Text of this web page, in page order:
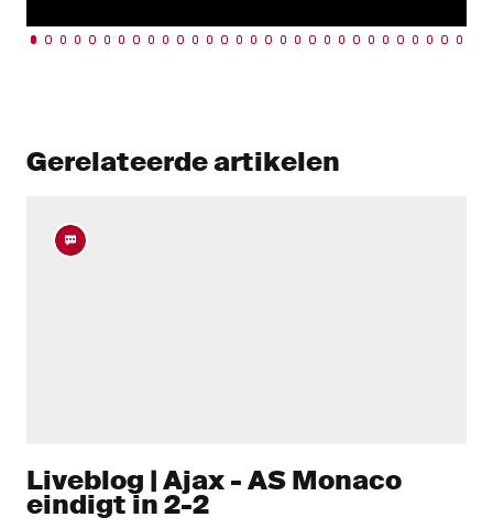
Gerelateerde artikelen
Liveblog | Ajax - AS Monaco
eindigt in 2-2